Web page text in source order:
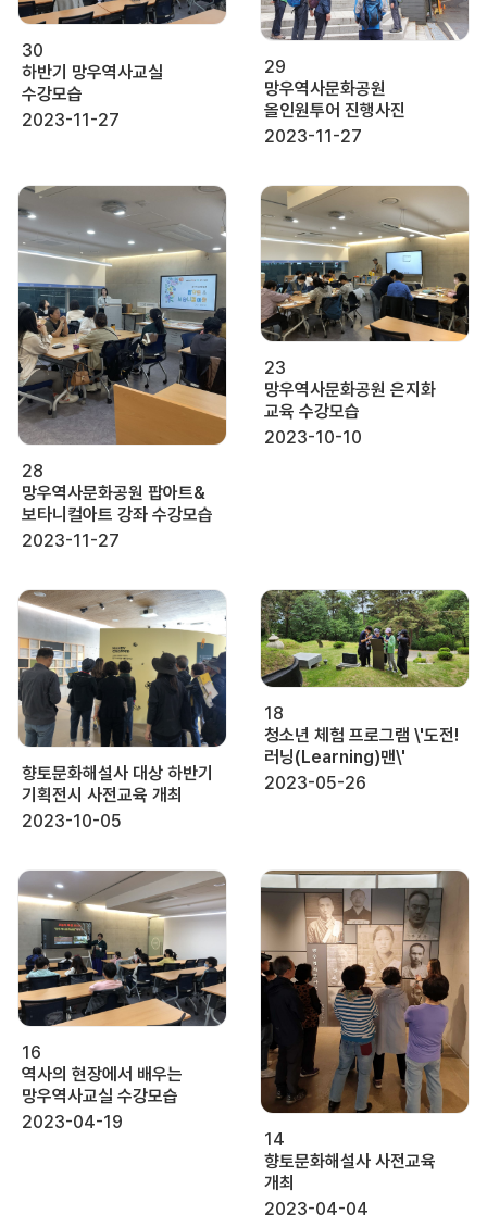
30
하반기 망우역사교실
수강모습
2023-11-27
29
망우역사문화공원
올인원투어 진행사진
2023-11-27
28
망우역사문화공원 팝아트&
보타니컬아트 강좌 수강모습
2023-11-27
23
망우역사문화공원 은지화
교육 수강모습
2023-10-10
향토문화해설사 대상 하반기
기획전시 사전교육 개최
2023-10-05
18
청소년 체험 프로그램 \'도전!
러닝(Learning)맨\'
2023-05-26
16
역사의 현장에서 배우는
망우역사교실 수강모습
2023-04-19
14
향토문화해설사 사전교육
개최
2023-04-04